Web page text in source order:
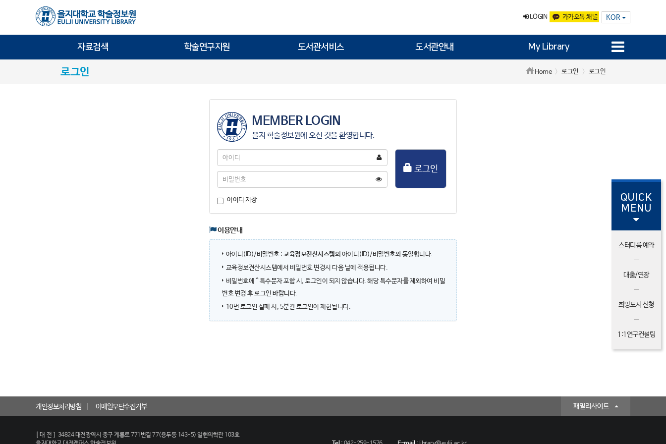
LOGIN 카카오톡 채널 KOR
자료검색 학술연구지원 도서관서비스 도서관안내 My Library
로그인 Home 로그인 로그인
MEMBER LOGIN
을지 학술정보원에 오신 것을 환영합니다.
아
디
비
호
로그인
아이디 저장
이용안내
아이디(ID)/비밀번호 : 교육정보전산시스템의 아이디(ID)/비밀번호와 동일합니다.
교육정보전산시스템에서 비밀번호 변경시 다음 날에 적용됩니다.
비밀번호에 ^ 특수문자 포함 시, 로그인이 되지 않습니다. 해당 특수문자를 제외하여 비밀
번호 변경 후 로그인 바랍니다.
10번 로그인 실패 시, 5분간 로그인이 제한됩니다.
QUICK
MENU
스터디룸 예약
대출/연장
희망도서 신청
1:1연구컨설팅
개인정보처리방침 이메일무단수집거부 패밀리사이트
[대전]
34824 대전광역시 중구 계룡로 771번길 77(용두동 143-5) 일현의학관 103호